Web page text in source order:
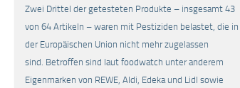
Zwei Drittel der getesteten Produkte – insgesamt 43
von 64 Artikeln – waren mit Pestiziden belastet, die in
der Europäischen Union nicht mehr zugelassen
sind. Betroffen sind laut foodwatch unter anderem
Eigenmarken von REWE, Aldi, Edeka und Lidl sowie